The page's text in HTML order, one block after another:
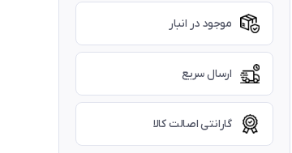
موجود در انبار
ارسال سریع
گارانتی اصالت کالا